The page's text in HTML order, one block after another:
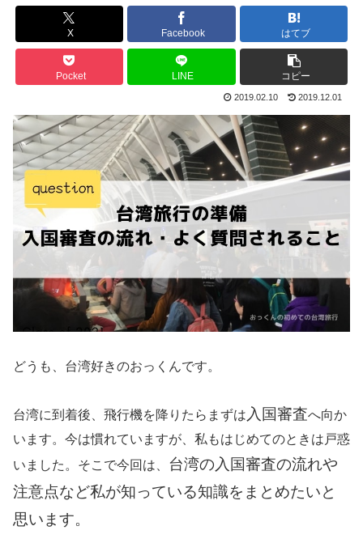
X Facebook はてブ
Pocket LINE コピー
2019.02.10 2019.12.01
どうも、台湾好きのおっくんです。
台湾に到着後、飛行機を降りたらまずは 入国審査へ向か
います。今は慣れていますが、私もはじめてのときは戸惑
いました。そこで今回は、 台湾の入国審査の流れや
注意点など私が知っている知識をまとめたいと
思います。